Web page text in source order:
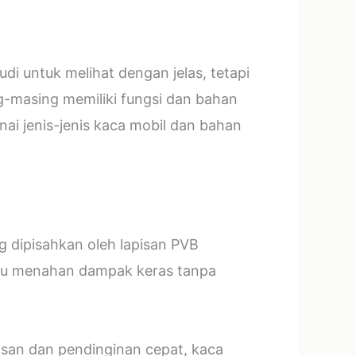
untuk melihat dengan jelas, tetapi
masing memiliki fungsi dan bahan
jenis-jenis kaca mobil dan bahan
dipisahkan oleh lapisan PVB
menahan dampak keras tanpa
dan pendinginan cepat, kaca